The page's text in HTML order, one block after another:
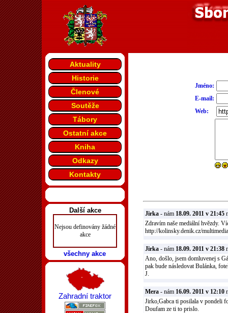
Jméno:
E-mail:
Web:
Jirka - nám 18.09. 2011 v 21:45
Zdravím naše mediální hvězdy.
http://kolinsky.denik.cz/
Jirka - nám 18.09. 2011 v 21:38
Ano, došlo, jsem domluvenej s
pak bude následovat Bulánka,
J.
Mera - nám 16.09. 2011 v 12:10
Jirko,Gabca ti posilala v pondeli
Doufam ze ti to prislo.
Aktuality
Historie
Členové
Soutěže
Tábory
Ostatní akce
Kniha
Odkazy
Kontakty
Další akce
Nejsou definovány žádné
akce
všechny akce
Zahradní traktor